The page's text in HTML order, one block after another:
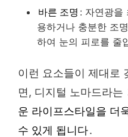
바른 조명 : 자연광을
용하거나 충분한 조
하여 눈의 피로를 줄
이런 요소들이 제대로
면, 디지털 노마드라는
운 라이프스타일을 더
수 있게 됩니다.